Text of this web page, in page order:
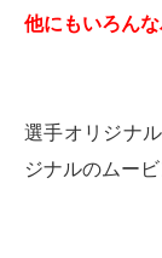
他にもいろん
選手オリジナ
ジナルのムー